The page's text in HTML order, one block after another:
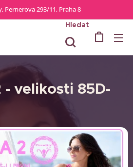
Pernerova 293/11, Praha 8
Hledat
- velikosti 85D-